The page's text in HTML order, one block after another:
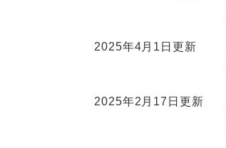
2025年4月1日更新
2025年2月17日更新